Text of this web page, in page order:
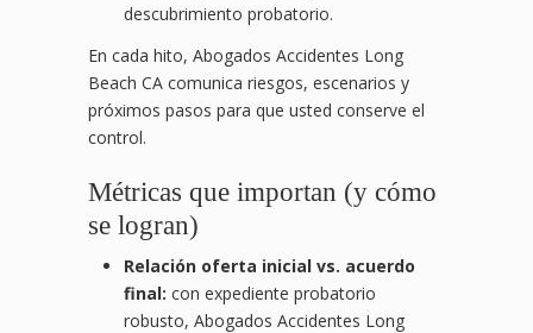
descubrimiento probatorio.
En cada hito, Abogados Accidentes Long
Beach CA comunica riesgos, escenarios y
próximos pasos para que usted conserve el
control.
Métricas que importan (y cómo
se logran)
Relación oferta inicial vs. acuerdo
final: con expediente probatorio
robusto, Abogados Accidentes Long